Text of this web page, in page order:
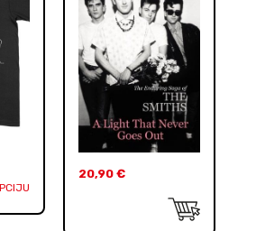
20,90 €